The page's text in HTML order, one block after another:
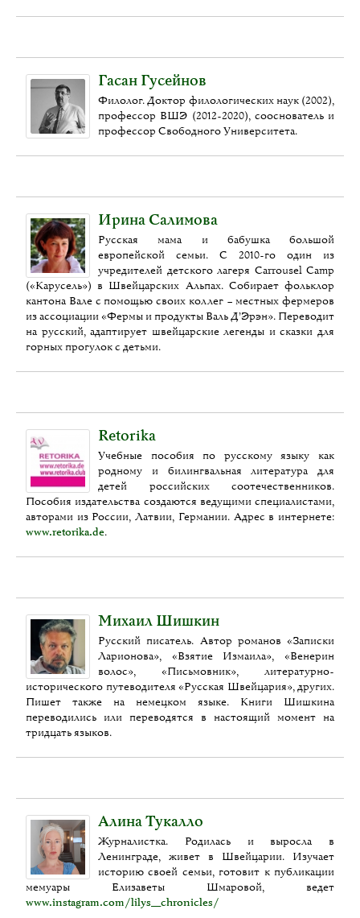
Гасан Гусейнов
Филолог. Доктор филологических наук (2002),
профессор ВШЭ (2012-2020), сооснователь и
профессор Свободного Университета.
Ирина Салимова
Русская мама и бабушка большой
европейской семьи. С 2010-го один из
учредителей детского лагеря Carrousel Camp
(«Карусель») в Швейцарских Альпах. Собирает фольклор
кантона Вале с помощью своих коллег – местных фермеров
из ассоциации «Фермы и продукты Валь Д’Эрэн». Переводит
на русский, адаптирует швейцарские легенды и сказки для
горных прогулок с детьми.
Retorika
Учебные пособия по русскому языку как
родному и билингвальная литература для
детей российских соотечественников.
Пособия издательства создаются ведущими специалистами,
авторами из России, Латвии, Германии. Адрес в интернете:
www.retorika.de.
Михаил Шишкин
Русский писатель. Автор романов «Записки
Ларионова», «Взятие Измаила», «Венерин
волос», «Письмовник», литературно-
исторического путеводителя «Русская Швейцария», других.
Пишет также на немецком языке. Книги Шишкина
переводились или переводятся в настоящий момент на
тридцать языков.
Алина Тукалло
Журналистка. Родилась и выросла в
Ленинграде, живет в Швейцарии. Изучает
историю своей семьи, готовит к публикации
мемуары Елизаветы Шмаровой, ведет
www.instagram.com/lilys__chronicles/